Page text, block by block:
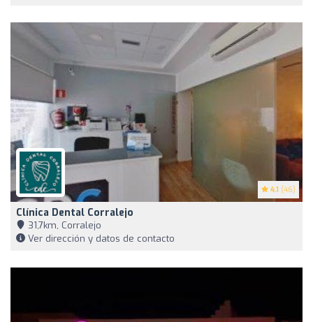
4.1 (46)
Clínica Dental Corralejo
31,7km, Corralejo
Ver dirección y datos de contacto